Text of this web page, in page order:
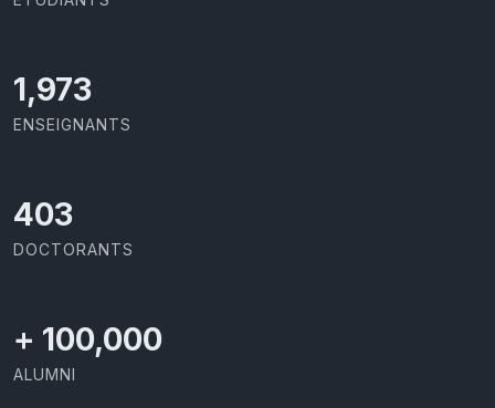
2,142
ENSEIGNANTS
437
DOCTORANTS
+ 100,000
ALUMNI